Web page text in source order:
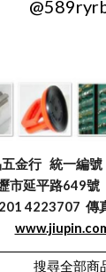
金行 統一編號
市延平路649
4223707 傳
搜尋全部商